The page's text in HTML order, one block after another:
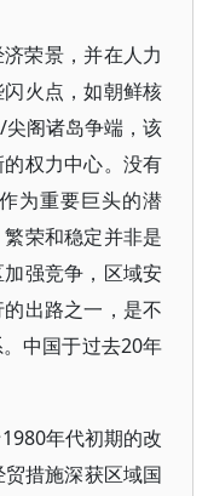
荣景，并在人力
火点，如朝鲜核
阁诸岛争端，该
权力中心。没有
为重要巨头的潜
荣和稳定并非是
强竞争，区域安
出路之一，是不
中国于过去20年
年代初期的改
措施深获区域国